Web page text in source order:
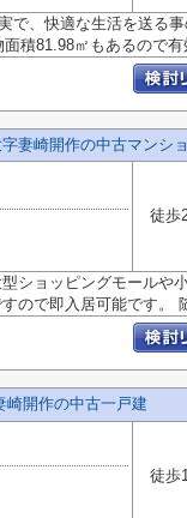
で、快適な生活を送る
積81.98㎡もあるので
妻崎開作の中古マンシ
徒歩
ショッピングモールや
ので即入居可能です。
崎開作の中古一戸建
徒歩